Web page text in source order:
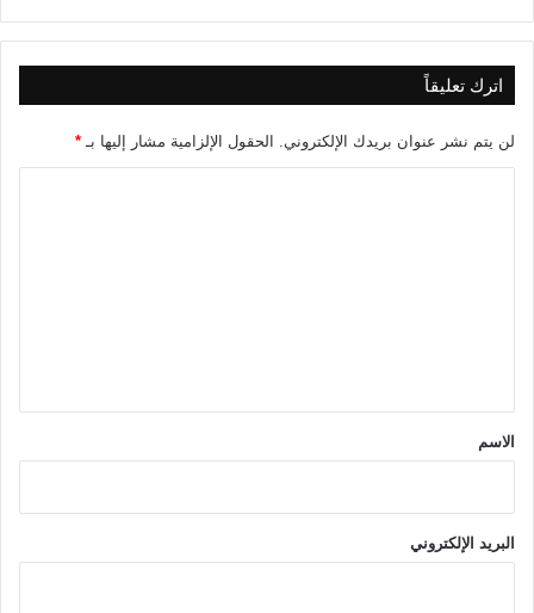
اترك تعليقاً
لن يتم نشر عنوان بريدك الإلكتروني. الحقول الإلزامية مشار إليها بـ *
*الاسم
البريد الإلكتروني